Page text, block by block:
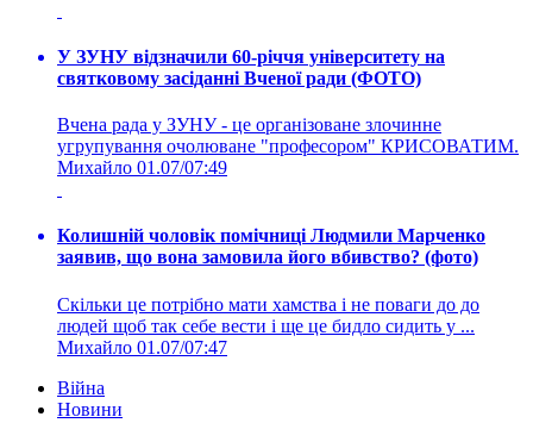
У ЗУНУ відзначили 60-річчя університету на
святковому засіданні Вченої ради (ФОТО)
Вчена рада у ЗУНУ - це організоване злочинне
угрупування очолюване "професором" КРИСОВАТИМ.
Михайло 01.07/07:49
Колишній чоловік помічниці Людмили Марченко
заявив, що вона замовила його вбивство? (фото)
Скільки це потрібно мати хамства і не поваги до до
людей щоб так себе вести і ще це бидло сидить у ...
Михайло 01.07/07:47
Війна
Новини